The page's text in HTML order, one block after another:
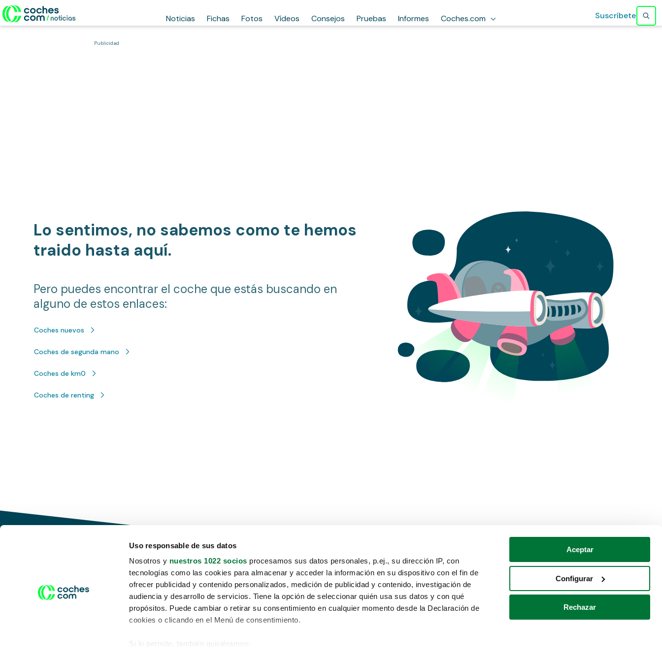
Uso responsable de sus datos
Nosotros y nuestros 1022 socios procesamos sus datos personales, p.ej., su dirección IP, con
tecnologías como las cookies para almacenar y acceder la información en su dispositivo con el fin de
ofrecer publicidad y contenido personalizados, medición de publicidad y contenido, investigación de
audiencia y desarrollo de servicios. Tiene la opción de seleccionar quién usa sus datos y con qué
propósitos. Puede cambiar o retirar su consentimiento en cualquier momento desde la Declaración de
cookies o clicando en el Menú de consentimiento.
Si lo permite, también quisiéramos:
Aceptar
Configurar
Rechazar
Noticias Fichas Fotos Vídeos Consejos Pruebas Informes Coches.com Suscríbete
Publicidad
Lo sentimos, no sabemos como te hemos
traido hasta aquí.
Pero puedes encontrar el coche que estás buscando en
alguno de estos enlaces:
Coches nuevos
Coches de segunda mano
Coches de km0
Coches de renting
Conduce tu futuro,
desata tu movilidad